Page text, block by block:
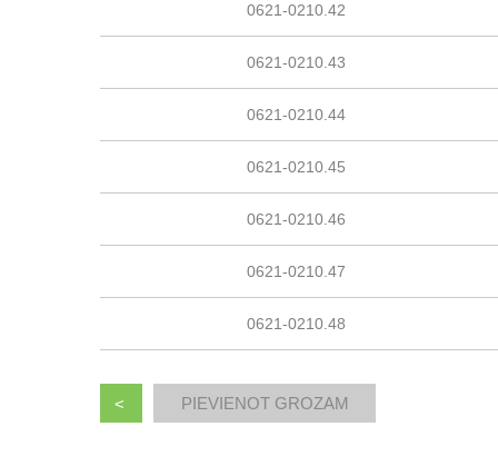
0621-0210.42
0621-0210.43
0621-0210.44
0621-0210.45
0621-0210.46
0621-0210.47
0621-0210.48
<